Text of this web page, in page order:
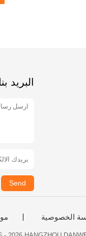
البريد
Send
الخصوصية